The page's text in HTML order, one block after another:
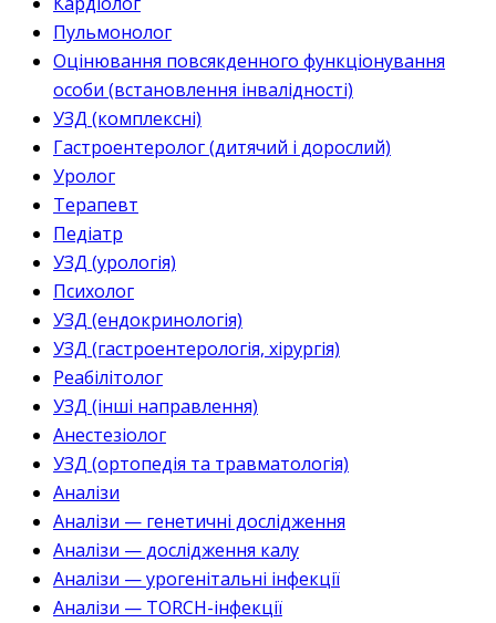
Пульмонолог
Оцінювання повсякденного функціонування
особи (встановлення інвалідності)
УЗД (комплексні)
Гастроентеролог (дитячий і дорослий)
Уролог
Терапевт
Педіатр
УЗД (урологія)
Психолог
УЗД (ендокринологія)
УЗД (гастроентерологія, хірургія)
Реабілітолог
УЗД (інші направлення)
Анестезіолог
УЗД (ортопедія та травматологія)
Аналізи
Аналізи — генетичні дослідження
Аналізи — дослідження калу
Аналізи — урогенітальні інфекції
Аналізи — TORCH-інфекції